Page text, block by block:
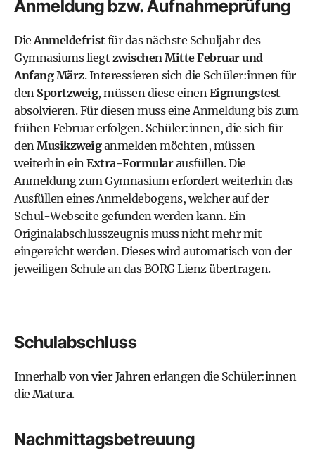
Anmeldung bzw. Aufnahmeprüfung
DieAnmeldefristfür das nächste Schuljahr des
Gymnasiums liegt zwischen Mitte Februar und
Anfang März. Interessieren sich die Schüler:innen für
den Sportzweig, müssen diese einenEignungstest
absolvieren. Für diesen muss eine Anmeldung bis zum
frühen Februar erfolgen. Schüler:innen, die sich für
denMusikzweiganmelden möchten, müssen
weiterhin einExtra-Formularausfüllen. Die
Anmeldung zum Gymnasium erfordert weiterhin das
Ausfüllen einesAnmeldebogens, welcher auf der
Schul-Webseite gefunden werden kann. Ein
Originalabschlusszeugnis muss nicht mehr mit
eingereicht werden. Dieses wird automatisch von der
jeweiligen Schule an das BORG Lienz übertragen.
Schulabschluss
Innerhalb vonvier Jahrenerlangen die Schüler:innen
die Matura.
Nachmittagsbetreuung